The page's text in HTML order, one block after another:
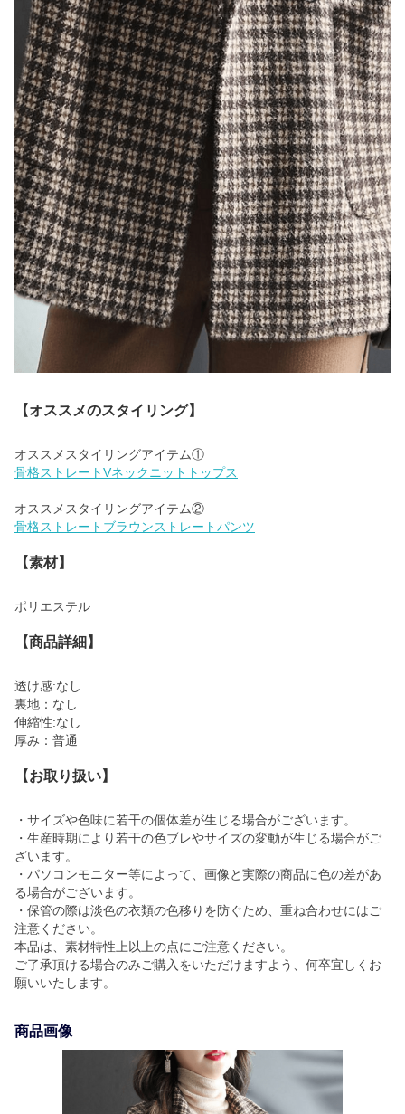
【オススメのスタイリング】
骨格ストレートVネックニットトップス
骨格ストレートブラウンストレートパンツ
【素材】
ポリエステル
【商品詳細】
透け感:なし
裏地：なし
伸縮性:なし
厚み：普通
【お取り扱い】
・サイズや色味に若干の個体差が生じる場合がございます。
・生産時期により若干の色ブレやサイズの変動が生じる場合がご
ざいます。
・パソコンモニター等によって、画像と実際の商品に色の差があ
る場合がございます。
・保管の際は淡色の衣類の色移りを防ぐため、重ね合わせにはご
注意ください。
本品は、素材特性上以上の点にご注意ください。
ご了承頂ける場合のみご購入をいただけますよう、何卒宜しくお
願いいたします。
商品画像